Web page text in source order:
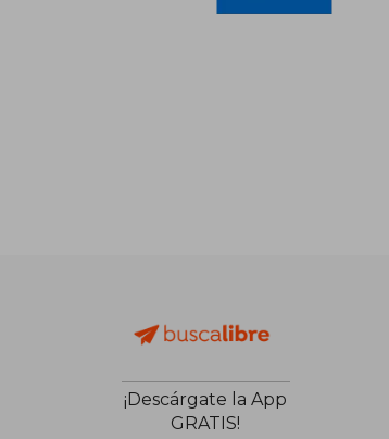
¡Descárgate la App
GRATIS!